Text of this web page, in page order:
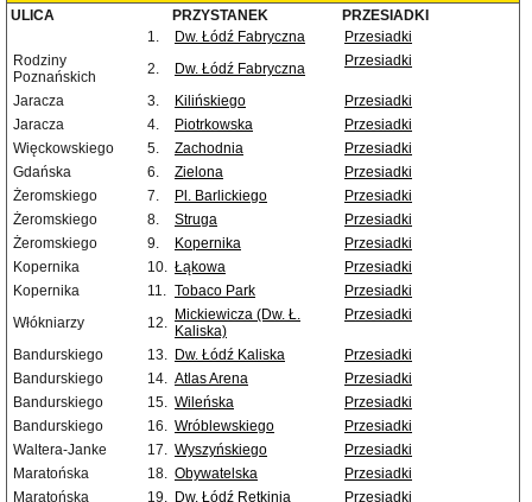
ULICA PRZYSTANEK
PRZESIADKI
1.
Dw. Łódź Fabryczna
Przesiadki
Rodziny
Poznańskich
2. Dw. Łódź Fabryczna Przesiadki
Jaracza 3. Kilińskiego
Przesiadki
Jaracza
4. Piotrkowska
Przesiadki
Więckowskiego
5. Zachodnia
Przesiadki
Gdańska
6. Zielona
Przesiadki
Żeromskiego
7. Pl. Barlickiego
Przesiadki
Żeromskiego
8. Struga
Przesiadki
Żeromskiego
9. Kopernika
Przesiadki
Kopernika
10. Łąkowa
Przesiadki
Kopernika
11. Tobaco Park
Przesiadki
Włókniarzy
12. Mickiewicza (Dw. Ł.
Kaliska)
Przesiadki
Bandurskiego 13. Dw. Łódź Kaliska
Przesiadki
Bandurskiego
14. Atlas Arena
Przesiadki
Bandurskiego
15. Wileńska
Przesiadki
Bandurskiego
16. Wróblewskiego
Przesiadki
Waltera-Janke
17. Wyszyńskiego
Przesiadki
Maratońska
18. Obywatelska
Przesiadki
Maratońska
19. Dw. Łódź Retkinia Przesiadki